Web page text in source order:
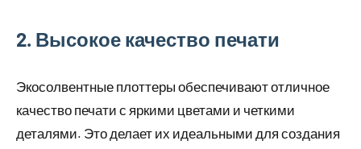
2. Высокое качество печати
Экосолвентные плоттеры обеспечивают отличное
качество печати с яркими цветами и четкими
деталями. Это делает их идеальными для создания